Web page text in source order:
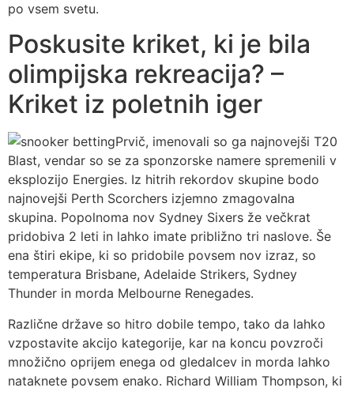
po vsem svetu.
Poskusite kriket, ki je bila
olimpijska rekreacija? –
Kriket iz poletnih iger
Prvič, imenovali so ga najnovejši T20
Blast, vendar so se za sponzorske namere spremenili v
eksplozijo Energies. Iz hitrih rekordov skupine bodo
najnovejši Perth Scorchers izjemno zmagovalna
skupina. Popolnoma nov Sydney Sixers že večkrat
pridobiva 2 leti in lahko imate približno tri naslove. Še
ena štiri ekipe, ki so pridobile povsem nov izraz, so
temperatura Brisbane, Adelaide Strikers, Sydney
Thunder in morda Melbourne Renegades.
Različne države so hitro dobile tempo, tako da lahko
vzpostavite akcijo kategorije, kar na koncu povzroči
množično oprijem enega od gledalcev in morda lahko
nataknete povsem enako. Richard William Thompson, ki